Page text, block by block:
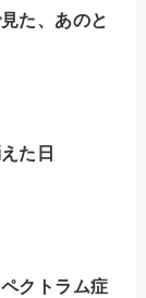
た、あのと
た日
クトラム症